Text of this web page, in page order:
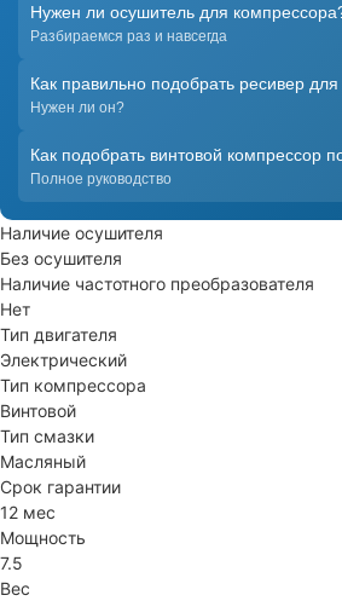
Нужен ли осушитель для
Разбираемся раз и навсегда
Как правильно подобрать ресивер
Нужен ли он?
Как подобрать винтовой компрессор
Полное руководство
Наличие осушителя
Без осушителя
Наличие частотного преобразователя
Нет
Тип двигателя
Электрический
Тип компрессора
Винтовой
Тип смазки
Масляный
Срок гарантии
12 мес
Мощность
7.5
Вес